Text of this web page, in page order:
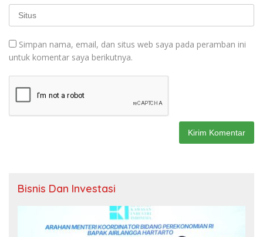
Simpan nama, email, dan situs web saya pada peramban ini
untuk komentar saya berikutnya.
Bisnis Dan Investasi